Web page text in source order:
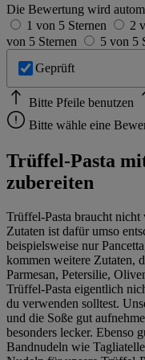
Die Bewertung wird
1 von 5 Sternen
2
von 5 Sternen
5 von 5
Geprüft
Bitte Pfeile benutzen
Bitte wähle eine
Trüffel-Pasta
zubereiten
Trüffel-Pasta braucht
Zutaten ist dafür umso
beispielsweise nur
kommen weitere Zutaten,
Parmesan, Petersilie,
Trüffel-Pasta eigentlich
du verwenden solltest.
und die Soße gut
besonders lecker. Ebenso
Bandnudeln wie